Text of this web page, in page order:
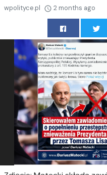
wpolityce.pl 2 months ago